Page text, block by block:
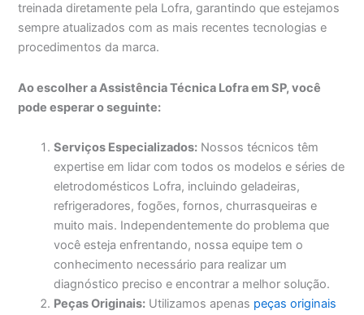
treinada diretamente pela Lofra, garantindo que estejamos
sempre atualizados com as mais recentes tecnologias e
procedimentos da marca.
Ao escolher a Assistência Técnica Lofra em SP, você
pode esperar o seguinte:
Serviços Especializados: Nossos técnicos têm
expertise em lidar com todos os modelos e séries de
eletrodomésticos Lofra, incluindo geladeiras,
refrigeradores, fogões, fornos, churrasqueiras e
muito mais. Independentemente do problema que
você esteja enfrentando, nossa equipe tem o
conhecimento necessário para realizar um
diagnóstico preciso e encontrar a melhor solução.
Peças Originais: Utilizamos apenas peças originais